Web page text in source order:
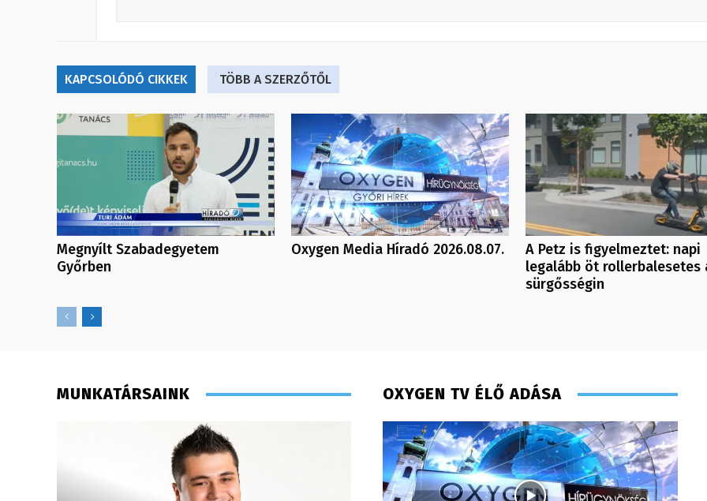
KAPCSOLÓDÓ CIKKEK TÖBB A SZERZŐTŐL
Megnyílt Szabadegyetem
Győrben
Oxygen Media Híradó 2026.08.07.
A Petz is figyelmeztet: napi
legalább öt rollerbalesetes
sürgősségin
MUNKATÁRSAINK OXYGEN TV ÉLŐ ADÁSA